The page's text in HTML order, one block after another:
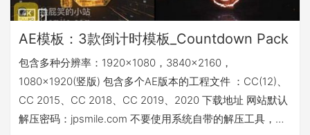
AE模板：3款倒计时模板_Countdown Pack
包含多种分辨率：1920x1080，3840x2160，
1080x1920(竖版) 包含多个AE版本的工程文件 ：CC(12)、
CC 2015、CC 2018、CC 2019、2020 下载地址 网站默认
解压密码：jpsmile.com 不要使用系统自带的解压工具，不